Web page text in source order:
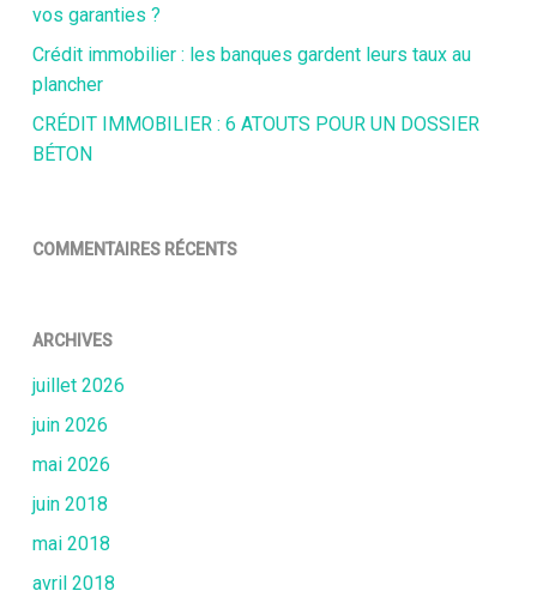
vos garanties ?
Crédit immobilier : les banques gardent leurs taux au
plancher
CRÉDIT IMMOBILIER : 6 ATOUTS POUR UN DOSSIER
BÉTON
COMMENTAIRES RÉCENTS
ARCHIVES
juillet 2026
juin 2026
mai 2026
juin 2018
mai 2018
avril 2018